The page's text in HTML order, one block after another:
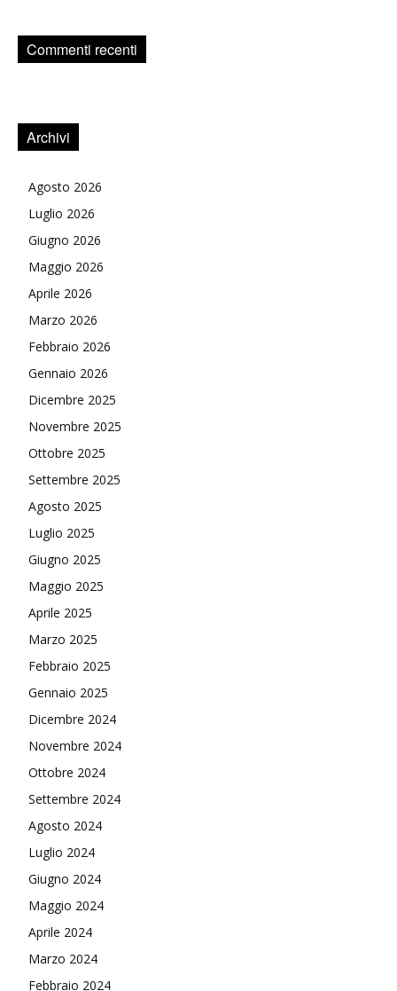
Commenti recenti
Archivi
Agosto 2026
Luglio 2026
Giugno 2026
Maggio 2026
Aprile 2026
Marzo 2026
Febbraio 2026
Gennaio 2026
Dicembre 2025
Novembre 2025
Ottobre 2025
Settembre 2025
Agosto 2025
Luglio 2025
Giugno 2025
Maggio 2025
Aprile 2025
Marzo 2025
Febbraio 2025
Gennaio 2025
Dicembre 2024
Novembre 2024
Ottobre 2024
Settembre 2024
Agosto 2024
Luglio 2024
Giugno 2024
Maggio 2024
Aprile 2024
Marzo 2024
Febbraio 2024